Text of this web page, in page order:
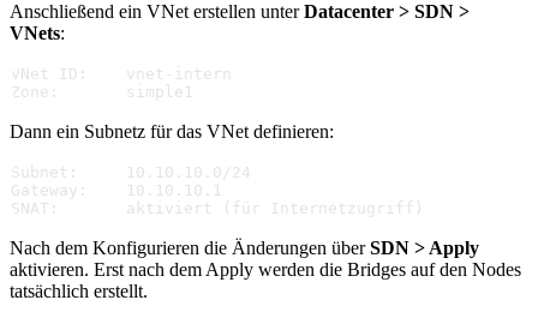
Anschließend ein VNet erstellen unterDatacenter > SDN >
VNets:
VNet ID:    vnet-intern
Zone:       simple1
Dann ein Subnetz für das VNet definieren:
Subnet:     10.10.10.0/24
Gateway:    10.10.10.1
SNAT:       aktiviert (für Internetzugriff)
Nach dem Konfigurieren die Änderungen überSDN > Apply
aktivieren. Erst nach dem Apply werden die Bridges auf den Nodes
tatsächlich erstellt.